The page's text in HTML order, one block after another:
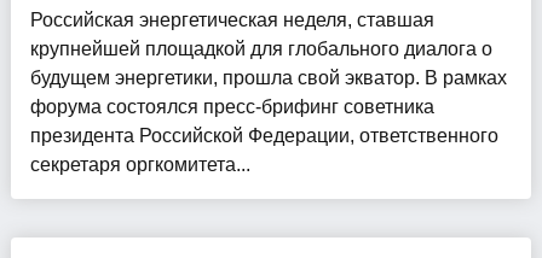
Российская энергетическая неделя, ставшая
крупнейшей площадкой для глобального диалога о
будущем энергетики, прошла свой экватор. В рамках
форума состоялся пресс-брифинг советника
президента Российской Федерации, ответственного
секретаря оргкомитета...